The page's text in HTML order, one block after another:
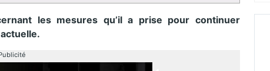
les mesures qu’il a prise pour continuer